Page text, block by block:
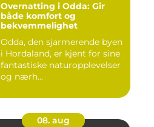
Overnatting i Odda: Gir
både komfort og
bekvemmelighet
Odda, den sjarmerende byen
i Hordaland, er kjent for sine
fantastiske naturopplevelser
og nærh...
08. aug